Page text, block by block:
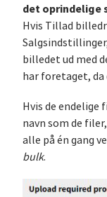
det
Hvis Tillad
billedet ud med
har foretaget,
Hvis de endelige
navn som de
alle på én gang
bulk.